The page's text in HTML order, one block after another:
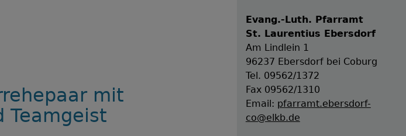
mit
Teamgeist
Evang.-Luth. Pfarramt
St. Laurentius Ebersdorf
Am Lindlein 1
96237 Ebersdorf bei Coburg
Tel. 09562/1372
Fax 09562/1310
Email: pfarramt.ebersdorf-
co@elkb.de